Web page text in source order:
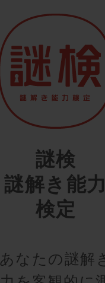
謎検
謎解き能
検定
あなたの謎解